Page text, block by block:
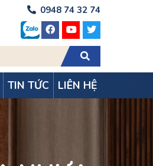
0948 74 32 74
TIN TỨC LIÊN HỆ